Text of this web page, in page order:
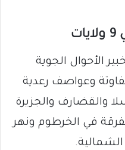
الأحوال الجوية
وعواصف رعدية
والقضارف والجزيرة
في الخرطوم ونهر